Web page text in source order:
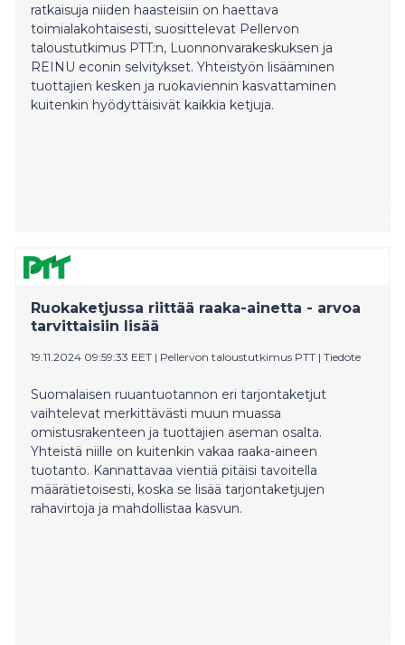
ratkaisuja niiden haasteisiin on haettava
toimialakohtaisesti, suosittelevat Pellervon
taloustutkimus PTT:n, Luonnonvarakeskuksen ja
REINU econin selvitykset. Yhteistyön lisääminen
tuottajien kesken ja ruokaviennin kasvattaminen
kuitenkin hyödyttäisivät kaikkia ketjuja.
Ruokaketjussa riittää raaka-ainetta - arvoa
tarvittaisiin lisää
19.11.2024 09:59:33 EET | Pellervon taloustutkimus PTT | Tiedote
Suomalaisen ruuantuotannon eri tarjontaketjut
vaihtelevat merkittävästi muun muassa
omistusrakenteen ja tuottajien aseman osalta.
Yhteistä niille on kuitenkin vakaa raaka-aineen
tuotanto. Kannattavaa vientiä pitäisi tavoitella
määrätietoisesti, koska se lisää tarjontaketjujen
rahavirtoja ja mahdollistaa kasvun.